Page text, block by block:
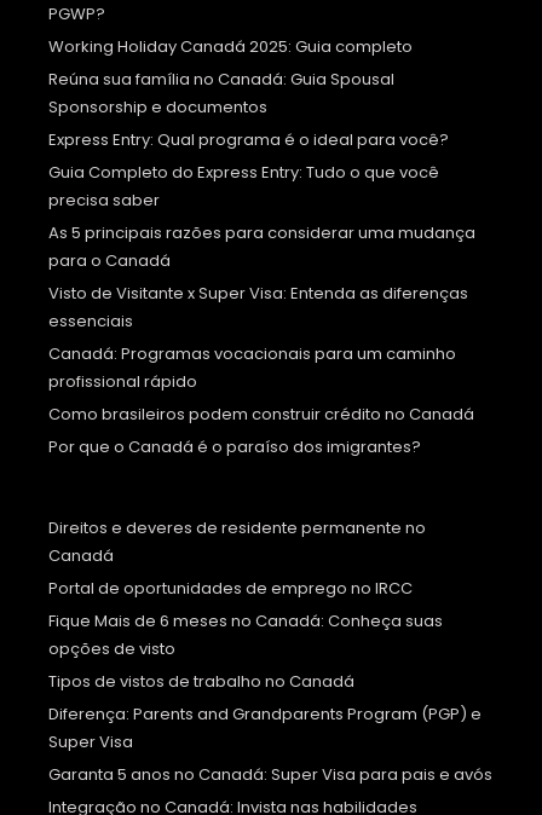
PGWP?
Working Holiday Canadá 2025: Guia completo
Reúna sua família no Canadá: Guia Spousal
Sponsorship e documentos
Express Entry: Qual programa é o ideal para você?
Guia Completo do Express Entry: Tudo o que você
precisa saber
As 5 principais razões para considerar uma mudança
para o Canadá
Visto de Visitante x Super Visa: Entenda as diferenças
essenciais
Canadá: Programas vocacionais para um caminho
profissional rápido
Como brasileiros podem construir crédito no Canadá
Por que o Canadá é o paraíso dos imigrantes?
Direitos e deveres de residente permanente no
Canadá
Portal de oportunidades de emprego no IRCC
Fique Mais de 6 meses no Canadá: Conheça suas
opções de visto
Tipos de vistos de trabalho no Canadá
Diferença: Parents and Grandparents Program (PGP) e
Super Visa
Garanta 5 anos no Canadá: Super Visa para pais e avós
Integração no Canadá: Invista nas habilidades